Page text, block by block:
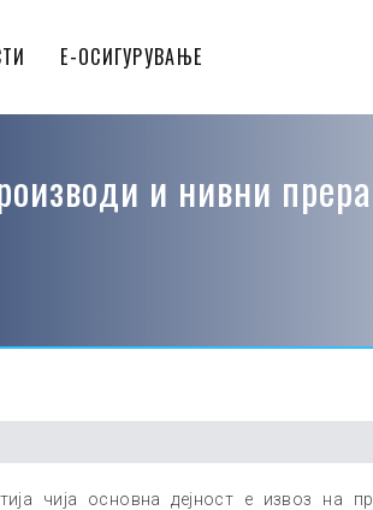
Е-ОСИГУРУВАЊЕ
и нивни
чија основна дејност е извоз на